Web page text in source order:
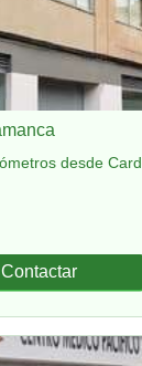
desde
Contactar